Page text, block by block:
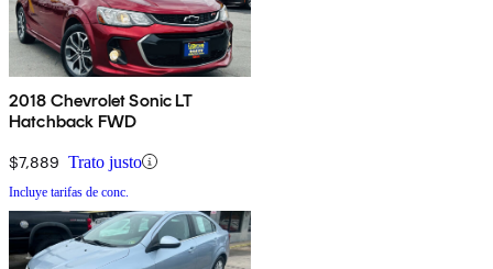
2018 Chevrolet Sonic LT
Hatchback FWD
$7,889 Trato justo
Incluye tarifas de conc.